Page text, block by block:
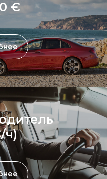
€
ч)